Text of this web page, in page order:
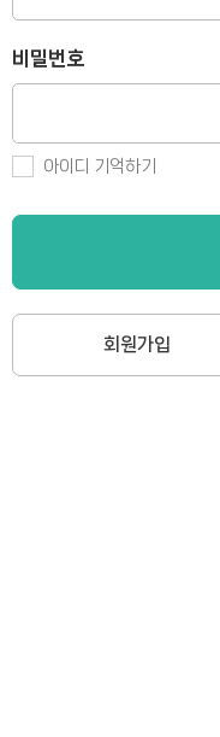
비밀번호
아이디 기억하기
회원가입